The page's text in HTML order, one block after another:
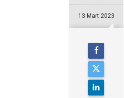
13 Mart 2023